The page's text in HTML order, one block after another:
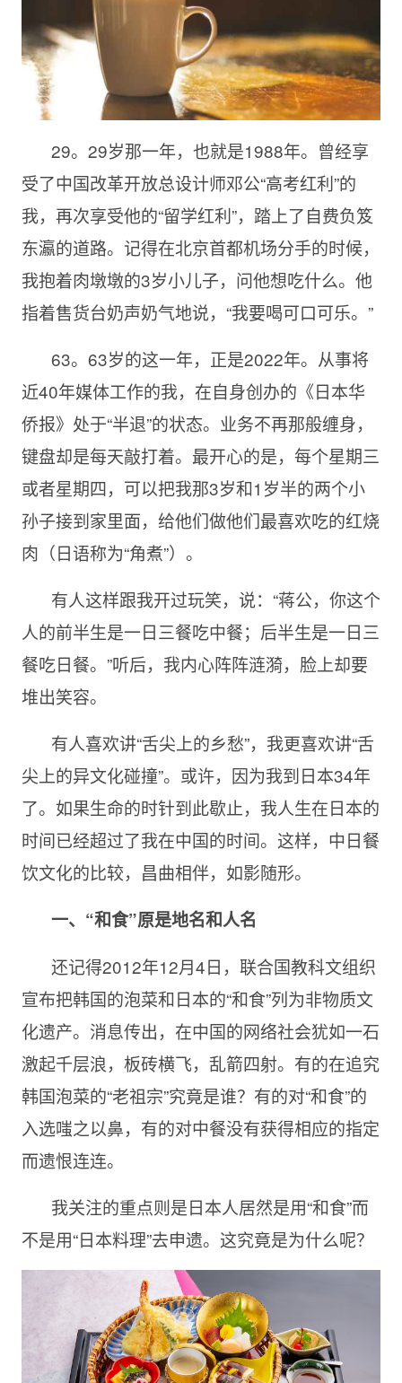
29。29岁那一年，也就是1988年。曾经享
受了中国改革开放总设计师邓公“高考红利”的
我，再次享受他的“留学红利”，踏上了自费负笈
东瀛的道路。记得在北京首都机场分手的时候，
我抱着肉墩墩的3岁小儿子，问他想吃什么。他
指着售货台奶声奶气地说，“我要喝可口可乐。”
63。63岁的这一年，正是2022年。从事将
近40年媒体工作的我，在自身创办的《日本华
侨报》处于“半退”的状态。业务不再那般缠身，
键盘却是每天敲打着。最开心的是，每个星期三
或者星期四，可以把我那3岁和1岁半的两个小
孙子接到家里面，给他们做他们最喜欢吃的红烧
肉（日语称为“角煮”）。
有人这样跟我开过玩笑，说：“蒋公，你这个
人的前半生是一日三餐吃中餐；后半生是一日三
餐吃日餐。”听后，我内心阵阵涟漪，脸上却要
堆出笑容。
有人喜欢讲“舌尖上的乡愁”，我更喜欢讲“舌
尖上的异文化碰撞”。或许，因为我到日本34年
了。如果生命的时针到此歇止，我人生在日本的
时间已经超过了我在中国的时间。这样，中日餐
饮文化的比较，昌曲相伴，如影随形。
一、“和食”原是地名和人名
还记得2012年12月4日，联合国教科文组织
宣布把韩国的泡菜和日本的“和食”列为非物质文
化遗产。消息传出，在中国的网络社会犹如一石
激起千层浪，板砖横飞，乱箭四射。有的在追究
韩国泡菜的“老祖宗”究竟是谁？有的对“和食”的
入选嗤之以鼻，有的对中餐没有获得相应的指定
而遗恨连连。
我关注的重点则是日本人居然是用“和食”而
不是用“日本料理”去申遗。这究竟是为什么呢？